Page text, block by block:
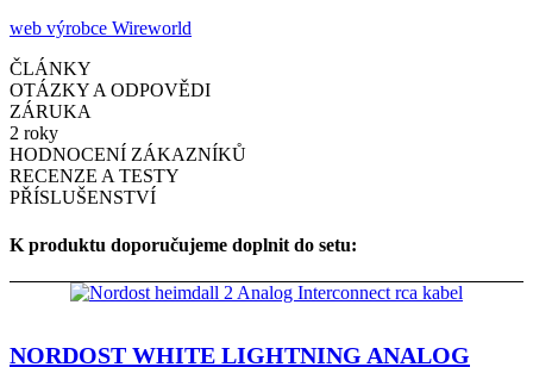
web výrobce Wireworld
ČLÁNKY
OTÁZKY A ODPOVĚDI
ZÁRUKA
2 roky
HODNOCENÍ ZÁKAZNÍKŮ
RECENZE A TESTY
PŘÍSLUŠENSTVÍ
K produktu doporučujeme doplnit do setu:
NORDOST WHITE LIGHTNING ANALOG